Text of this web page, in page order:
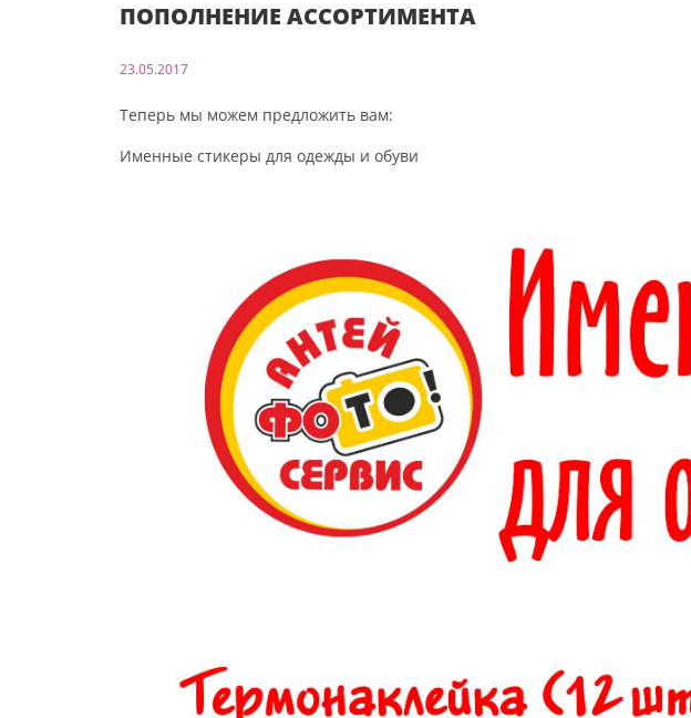
ПОПОЛНЕНИЕ АССОРТИМЕНТА
23.05.2017
Теперь мы можем предложить вам:
Именные стикеры для одежды и обуви